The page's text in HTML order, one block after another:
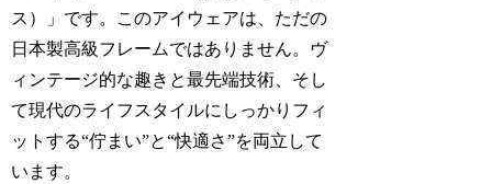
ス）」です。このアイウェアは、ただの
日本製高級フレームではありません。ヴ
ィンテージ的な趣きと最先端技術、そし
て現代のライフスタイルにしっかりフィ
ットする“佇まい”と“快適さ”を両立して
います。